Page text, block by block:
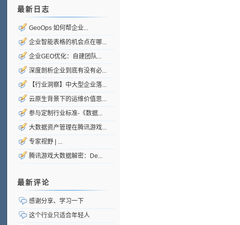
最新日志
GeoOps 如何帮企业...
企业智能表格的机会点在哪...
企业GEO优化：自建团队...
深度剖析企业到底有没有必...
【行业洞察】中大型企业落...
云原生背景下的运维价值思...
参与定制行业标准-《数据...
大数据资产管理在腾讯游戏...
专家视野 | ...
腾讯游戏大数据解密：De...
最新评论
感谢分享、学习一下
这个行业只适合年轻人